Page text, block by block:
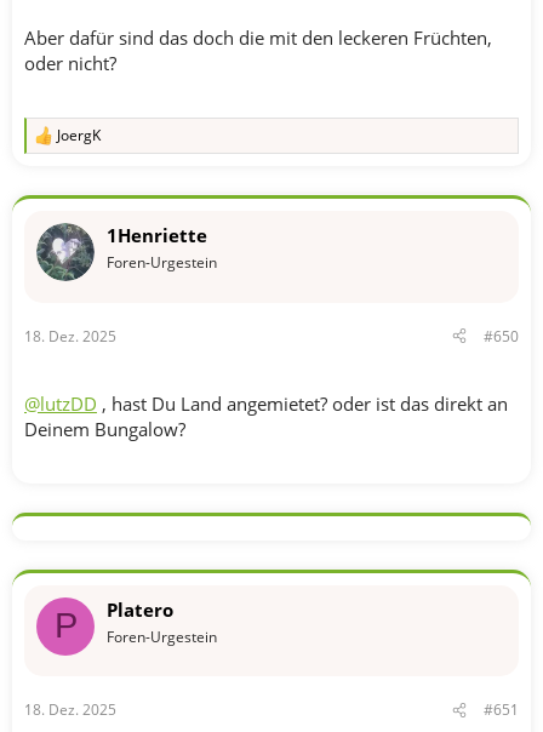
Aber dafür sind das doch die mit den leckeren Früchten,
oder nicht?
R
k
o
:
JoergK
1Henriette
Foren-Urgestein
18. Dez. 2025 #650
@lutzDD , hast Du Land angemietet? oder ist das direkt an
Deinem Bungalow?
P Platero
Foren-Urgestein
18. Dez. 2025 #651